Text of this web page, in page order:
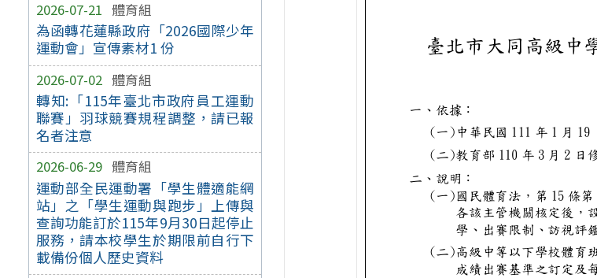
2026-07-21 體育組
為函轉花蓮縣政府「2026國際少年
運動會」宣傳素材1 份
2026-07-02 體育組
轉知:「115年臺北市政府員工運動
聯賽」羽球競賽規程調整，請已報
名者注意
2026-06-29 體育組
運動部全民運動署「學生體適能網
站」之「學生運動與跑步」上傳與
查詢功能訂於115年9月30日起停止
服務，請本校學生於期限前自行下
載備份個人歷史資料